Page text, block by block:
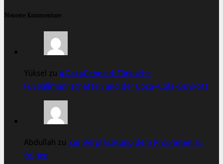
Neueste Kommentare
Yüksel zu#GazaGenozid: Türkische
Fußballmannschaften und der Coca-Cola-Boykott
Abdullah zu Zur Verpflichtung dem Propheten zu
folgen